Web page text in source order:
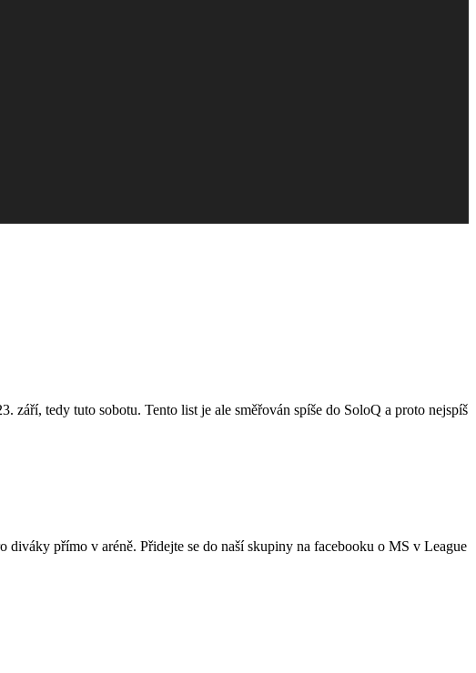
tedy tuto sobotu. Tento list je ale směřován spíše do SoloQ a proto nejspíš
přímo v aréně. Přidejte se do naší skupiny na facebooku o MS v League